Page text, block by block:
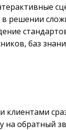
решении
баз
на обратный